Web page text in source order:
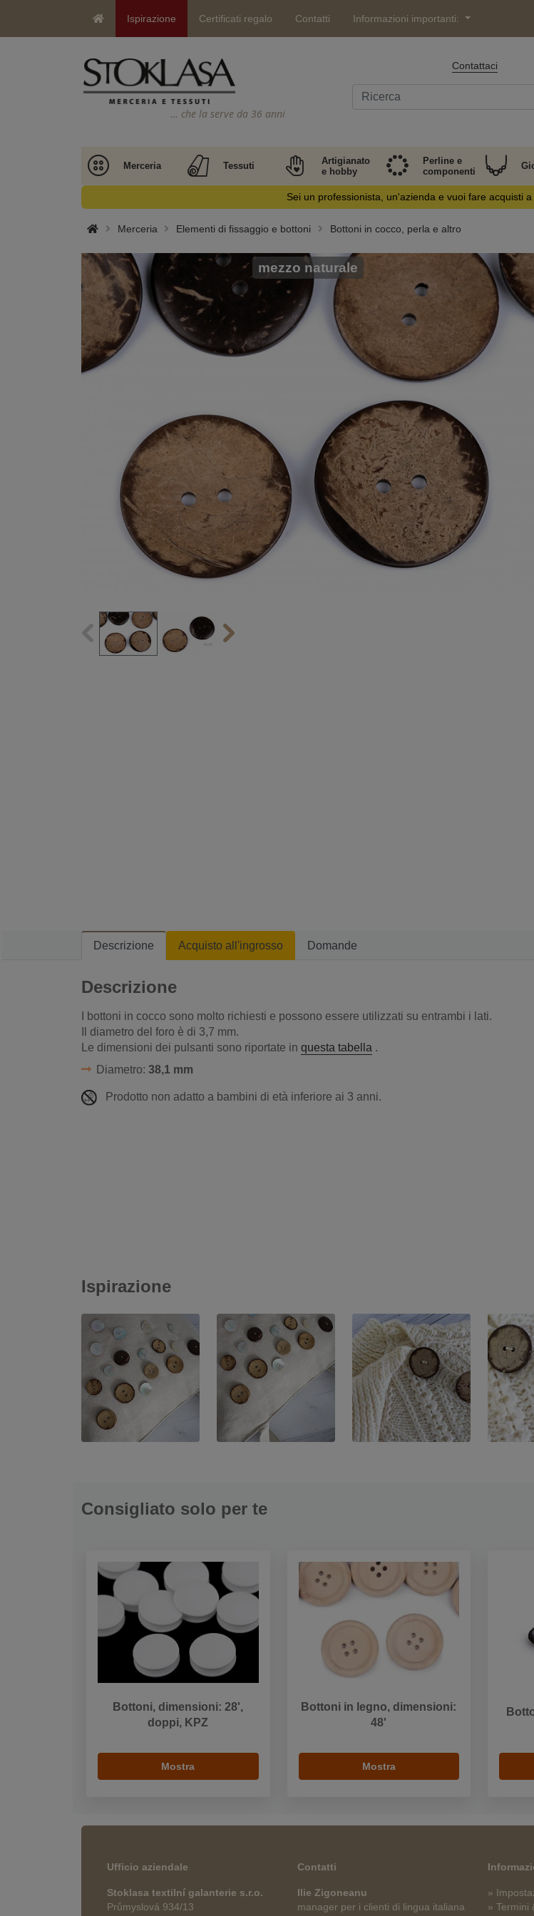
Ispirazione Certificati regalo Contatti Informazioni importanti:
… che la serve da 36 anni
Contattaci
Merceria Tessuti
Artigianato
e hobby
Perline e
componenti
Sei un professionista, un'azienda e vuoi fare acquisti
Merceria Elementi di fissaggio e bottoni Bottoni in cocco, perla e altro
mezzo naturale
Descrizione Acquisto all'ingrosso Domande
Descrizione
I bottoni in cocco sono molto richiesti e possono essere utilizzati su entrambi i lati.
Il diametro del foro è di 3,7 mm.
Le dimensioni dei pulsanti sono riportate in questa tabella .
Diametro: 38,1 mm
Prodotto non adatto a bambini di età inferiore ai 3 anni.
Ispirazione
Consigliato solo per te
Bottoni, dimensioni: 28',
doppi, KPZ
Mostra
Bottoni in legno, dimensioni:
48'
Mostra
Ufficio aziendale
Stoklasa textilní galanterie s.r.o.
Průmyslová 934/13
Contatti
Ilie Zigoneanu
manager per i clienti di lingua italiana
»
» Termini